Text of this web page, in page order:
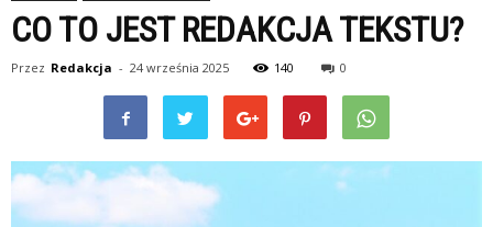
CO TO JEST REDAKCJA TEKSTU?
Przez Redakcja - 24 września 2025 140 0